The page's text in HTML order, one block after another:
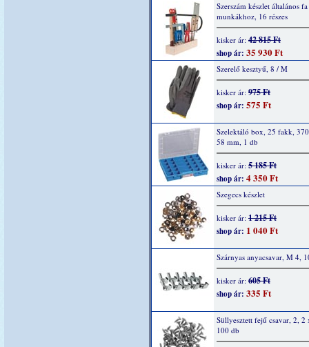
Szerszám készlet általános fa
munkákhoz, 16 részes
kisker ár: 42 815 Ft
shop ár: 35 930 Ft
Szerelő kesztyű, 8 / M
kisker ár: 975 Ft
shop ár: 575 Ft
Szelektáló box, 25 fakk,
58 mm, 1 db
kisker ár: 5 185 Ft
shop ár: 4 350 Ft
Szegecs készlet
kisker ár: 1 215 Ft
shop ár: 1 040 Ft
Szárnyas anyacsavar, M 4,
kisker ár: 605 Ft
shop ár: 335 Ft
Süllyesztett fejű csavar, 2, 2
100 db